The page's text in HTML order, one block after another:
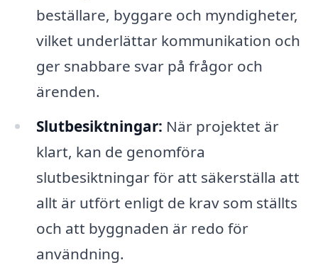
beställare, byggare och myndigheter,
vilket underlättar kommunikation och
ger snabbare svar på frågor och
ärenden.
Slutbesiktningar: När projektet är
klart, kan de genomföra
slutbesiktningar för att säkerställa att
allt är utfört enligt de krav som ställts
och att byggnaden är redo för
användning.